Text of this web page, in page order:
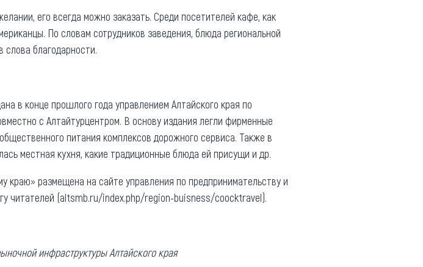
его всегда можно заказать. Среди посетителей кафе, как
По словам сотрудников заведения, блюда региональной
благодарности.
в конце прошлого года управлением Алтайского края по
с Алтайтурцентром. В основу издания легли фирменные
питания комплексов дорожного сервиса. Также в
местная кухня, какие традиционные блюда ей присущи и др.
краю» размещена на сайте управления по предпринимательству и
читателей (altsmb.ru/index.php/region-buisness/coocktravel).
инфраструктуры Алтайского края